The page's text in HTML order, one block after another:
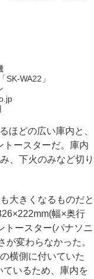
SK-WA22」
ほどの広い庫内と、
トースターだ。庫内
、下火のみなど切り
大きくなるものだと
幅×奥行
トースター(パナソニ
変わらなかった。
横側に付いていた
いるため、庫内を